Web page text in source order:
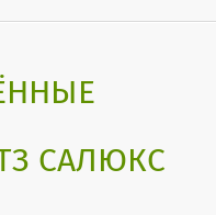
САЛЮКС